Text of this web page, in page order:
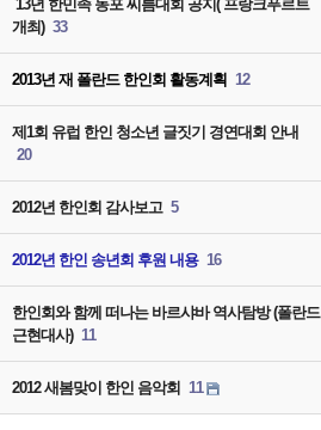
`13년 한민족 동포 씨름대회 공지( 프랑크푸르트
개최) 33
2013년 재 폴란드 한인회 활동계획 12
제1회 유럽 한인 청소년 글짓기 경연대회 안내
20
2012년 한인회 감사보고 5
2012년 한인 송년회 후원 내용 16
한인회와 함께 떠나는 바르샤바 역사탐방 (폴란드
근현대사) 11
2012 새봄맞이 한인 음악회 11